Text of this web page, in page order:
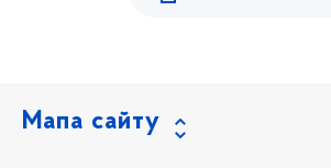
Мапа сайту